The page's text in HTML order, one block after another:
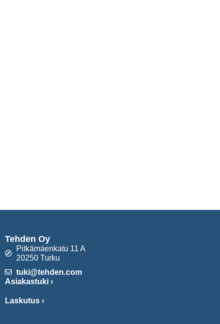
Tehden Oy
Pitkämäenkatu 11 A
20250 Turku
tuki@tehden.com
Asiakastuki ›
Laskutus ›